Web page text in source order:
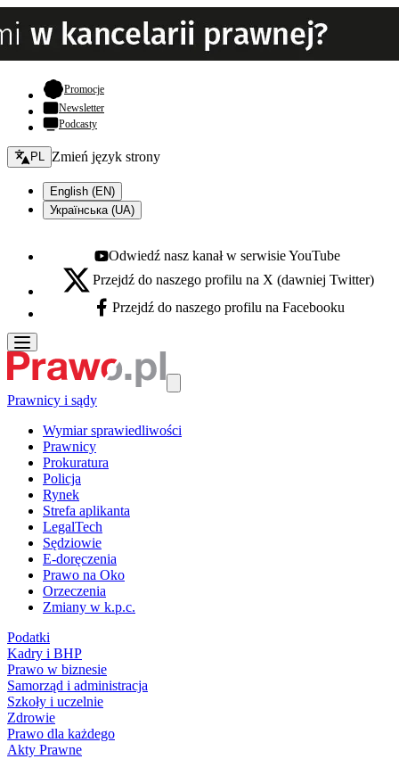
Promocje- otwiera się w nowej karcie
Newsletter
Podcasty
Zmień język - bieżący:
PL Zmień język strony
English (EN)
Українська (UA)
Youtube - otwiera się w nowej karcie
Odwiedź nasz kanał w serwisie YouTube
X - otwiera się w nowej karcie
Przejdź do naszego profilu na X (dawniej Twitter)
Facebook - otwiera się w nowej karcie
Przejdź do naszego profilu na Facebooku
Prawnicy i sądy
Wymiar sprawiedliwości
Prawnicy
Prokuratura
Policja
Rynek
Strefa aplikanta
LegalTech
Sędziowie
E-doręczenia
Prawo na Oko
Orzeczenia
Zmiany w k.p.c.
Podatki
Kadry i BHP
Prawo w biznesie
Samorząd i administracja
Szkoły i uczelnie
Zdrowie
Prawo dla każdego
Akty Prawne